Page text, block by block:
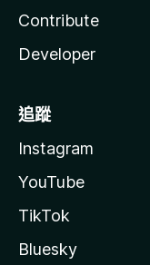
Contribute
Developer
追蹤
Instagram
YouTube
TikTok
Bluesky